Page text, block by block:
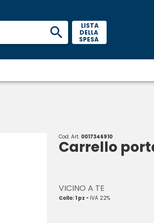
LISTA
DELLA
SPESA
Cod. Art. 0017346910
Carrello
VICINO A TE
Collo: 1 pz - IVA 22%